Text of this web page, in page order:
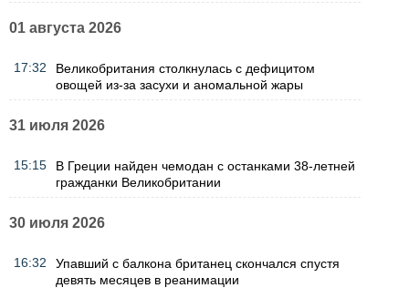
01 августа 2026
17:32
Великобритания столкнулась с дефицитом
овощей из-за засухи и аномальной жары
31 июля 2026
15:15
В Греции найден чемодан с останками 38-летней
гражданки Великобритании
30 июля 2026
16:32
Упавший с балкона британец скончался спустя
девять месяцев в реанимации